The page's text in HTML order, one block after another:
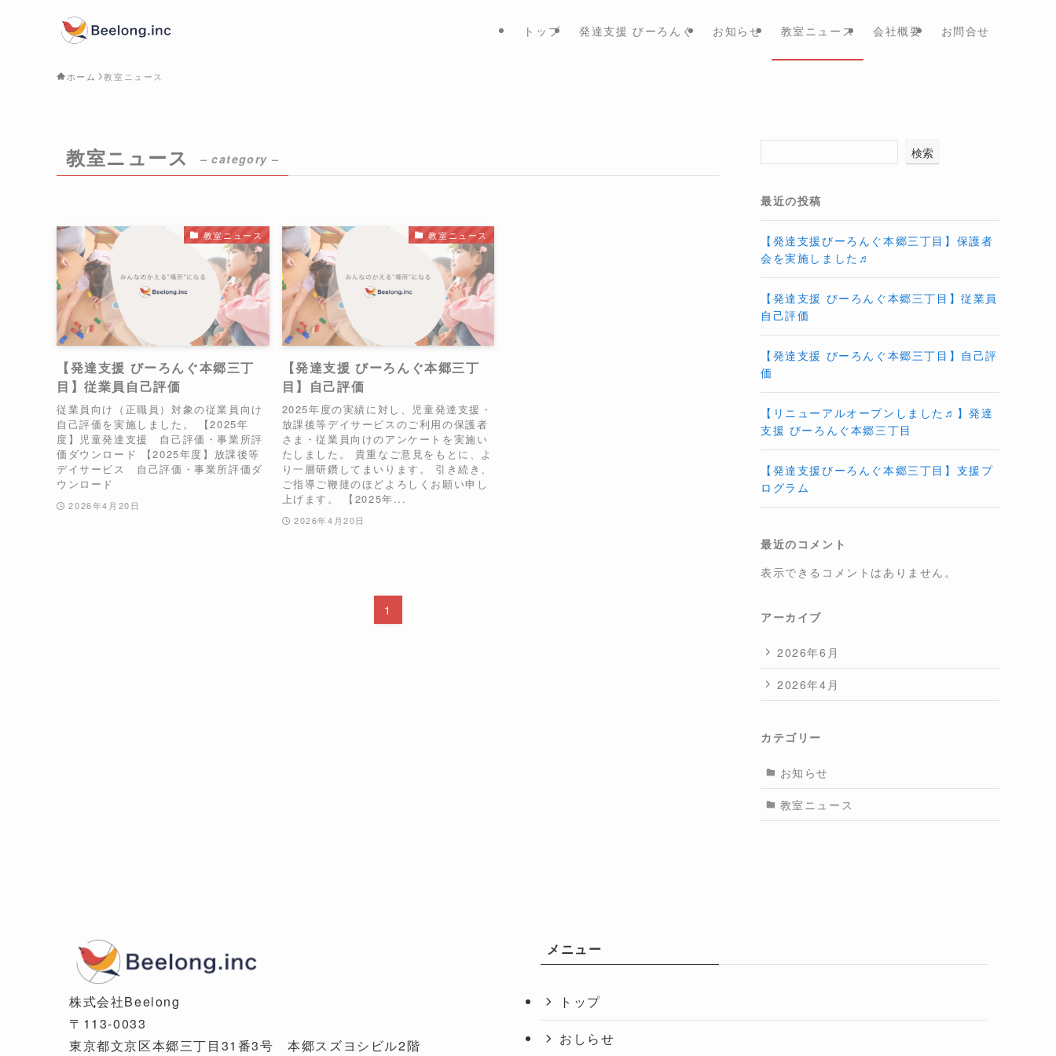
トップ 発達支援 びーろんぐ お知らせ 教室ニュース 会社概要 お問合せ
ホーム 教室ニュース
教室ニュース – category –
教室ニュース
【発達支援 びーろんぐ本郷三丁
目】従業員自己評価
従業員向け（正職員）対象の従業員向け
自己評価を実施しました。 【2025年
度】児童発達支援 自己評価・事業所評
価ダウンロード 【2025年度】放課後等
デイサービス 自己評価・事業所評価ダ
ウンロード
2026年4月20日
教室ニュース
【発達支援 びーろんぐ本郷三丁
目】自己評価
2025年度の実績に対し、児童発達支援・
放課後等デイサービスのご利用の保護者
さま・従業員向けのアンケートを実施い
たしました。 貴重なご意見をもとに、よ
り一層研鑽してまいります。 引き続き、
ご指導ご鞭撻のほどよろしくお願い申し
上げます。 【2025年...
2026年4月20日
1
検索
最近の投稿
【発達支援びーろんぐ本郷三丁目】保護者
会を実施しました♬
【発達支援 びーろんぐ本郷三丁目】従業員
自己評価
【発達支援 びーろんぐ本郷三丁目】自己評
価
【リニューアルオープンしました♬】発達
支援 びーろんぐ本郷三丁目
【発達支援びーろんぐ本郷三丁目】支援プ
ログラム
最近のコメント
表示できるコメントはありません。
アーカイブ
2026年6月
2026年4月
カテゴリー
お知らせ
教室ニュース
株式会社Beelong
〒113-0033
東京都文京区本郷三丁目31番3号 本郷スズヨシビル2階
メニュー
トップ
おしらせ